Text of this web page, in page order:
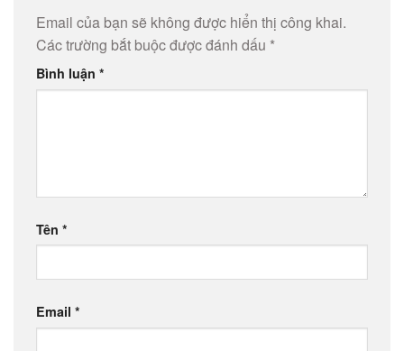
Email của bạn sẽ không được hiển thị công khai.
Các trường bắt buộc được đánh dấu *
Bình luận *
Tên *
Email *